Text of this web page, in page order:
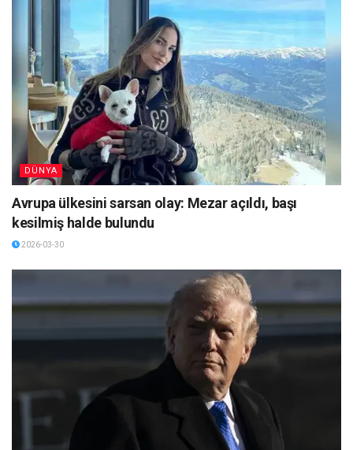
DÜNYA
Avrupa ülkesini sarsan olay: Mezar açıldı, başı
kesilmiş halde bulundu
2026-03-30